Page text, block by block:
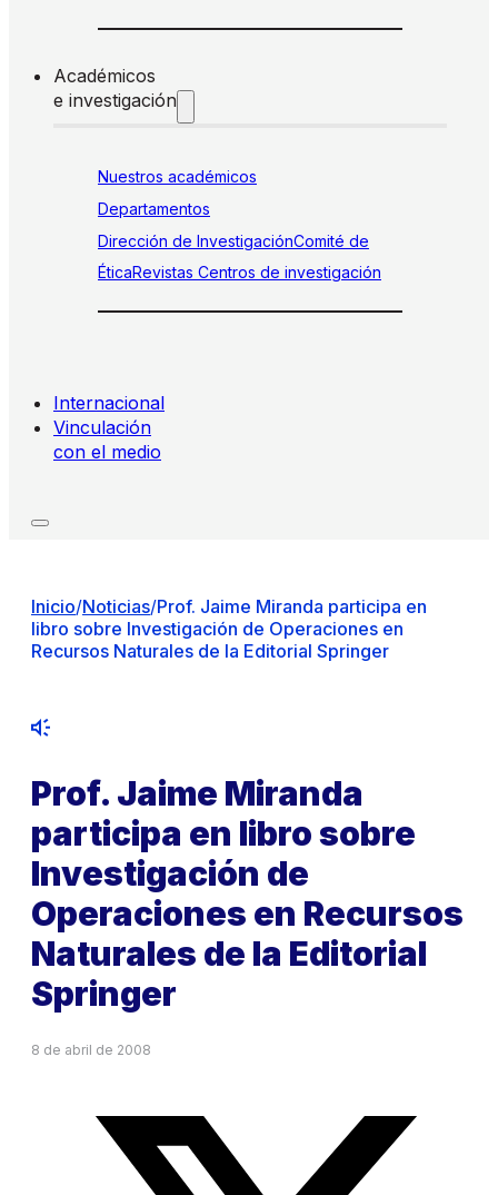
Académicos
e investigación
Nuestros académicos
Departamentos
Dirección de InvestigaciónComité de
ÉticaRevistas Centros de investigación
Internacional
Vinculación
con el medio
Inicio/Noticias/Prof. Jaime Miranda participa en
libro sobre Investigación de Operaciones en
Recursos Naturales de la Editorial Springer
Prof. Jaime Miranda
participa en libro sobre
Investigación de
Operaciones en Recursos
Naturales de la Editorial
Springer
8 de abril de 2008